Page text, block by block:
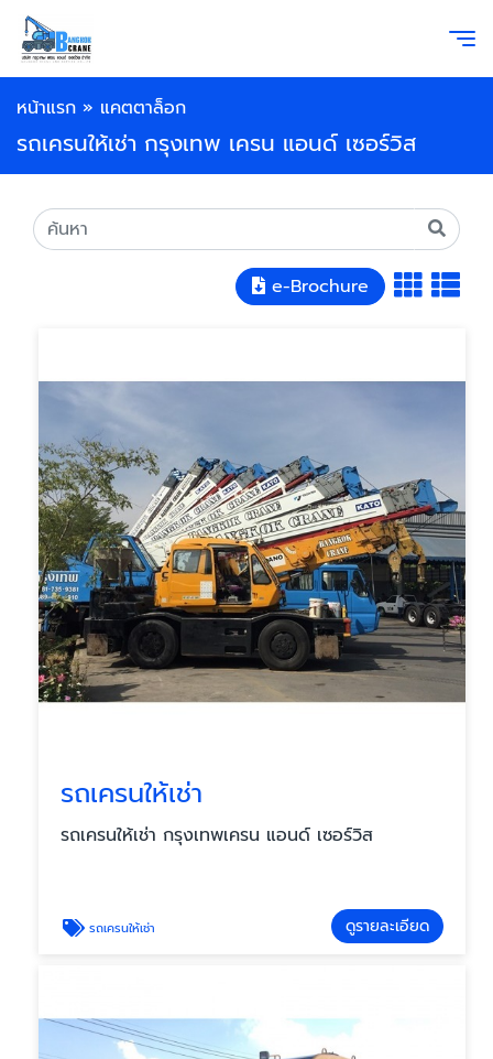
หน้าแรก » แคตตาล็อก
รถเครนให้เช่า กรุงเทพ เครน แอนด์ เซอร์วิส
e-Brochure
รถเครนให้เช่า
รถเครนให้เช่า กรุงเทพเครน แอนด์ เซอร์วิส
รถเครนให้เช่า ดูรายละเอียด